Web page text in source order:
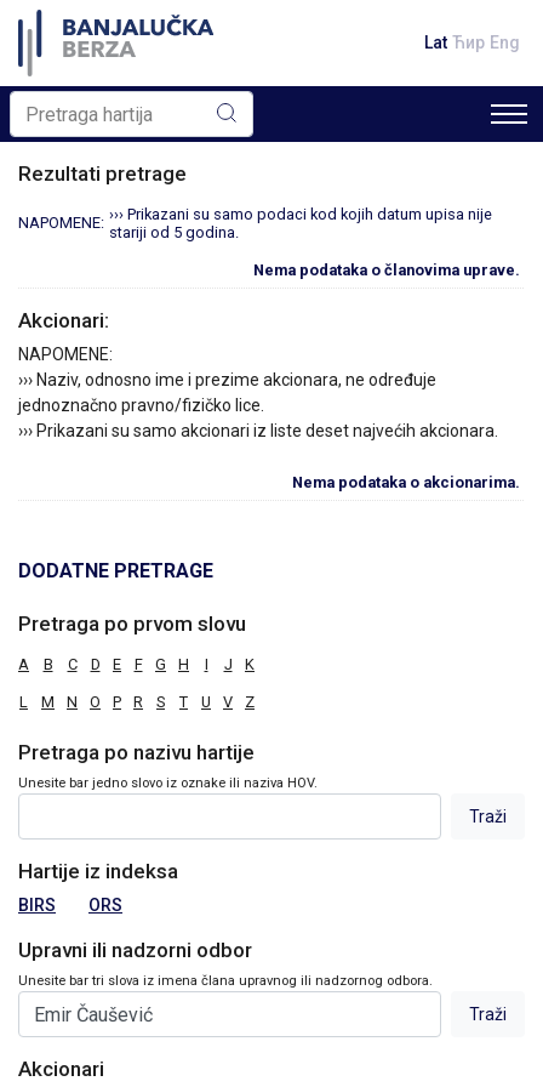
Lat Ћир Eng
Rezultati pretrage
NAPOMENE: ››› Prikazani su samo podaci kod kojih datum upisa nije
stariji od 5 godina.
Nema podataka o članovima uprave.
Akcionari:
NAPOMENE:
››› Naziv, odnosno ime i prezime akcionara, ne određuje
jednoznačno pravno/fizičko lice.
››› Prikazani su samo akcionari iz liste deset najvećih akcionara.
Nema podataka o akcionarima.
DODATNE PRETRAGE
Pretraga po prvom slovu
A B C D E F G H I J K
L M N O P R S T U V Z
Pretraga po nazivu hartije
Unesite bar jedno slovo iz oznake ili naziva HOV.
Hartije iz indeksa
BIRS ORS
Upravni ili nadzorni odbor
Unesite bar tri slova iz imena člana upravnog ili nadzornog odbora.
Akcionari